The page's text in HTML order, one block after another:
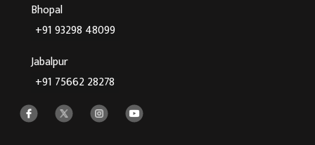
Bhopal
+91 93298 48099
Jabalpur
+91 75662 28278